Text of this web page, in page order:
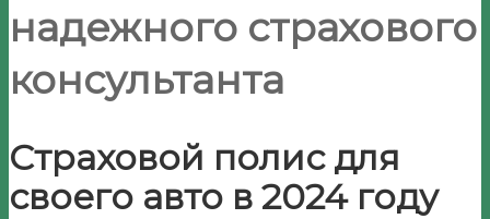
надежного страхового
консультанта
Страховой полис для
своего авто в 2024 году